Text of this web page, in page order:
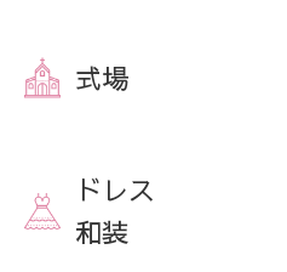
式場
ドレス
和装